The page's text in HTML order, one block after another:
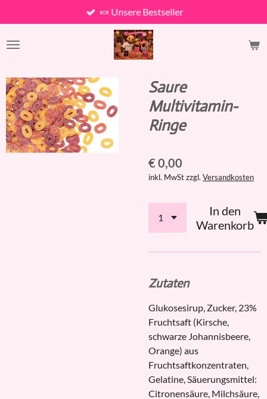
Hauptinhalt
springen
🍬 Unsere Bestseller
Saure
Multivitamin-
Ringe
€ 0,00
inkl. MwSt zzgl. Versandkosten
In den
Warenkorb
Zutaten
Glukosesirup, Zucker, 23%
Fruchtsaft (Kirsche,
schwarze Johannisbeere,
Orange) aus
Fruchtsaftkonzentraten,
Gelatine, Säuerungsmittel:
Citronensäure, Milchsäure,